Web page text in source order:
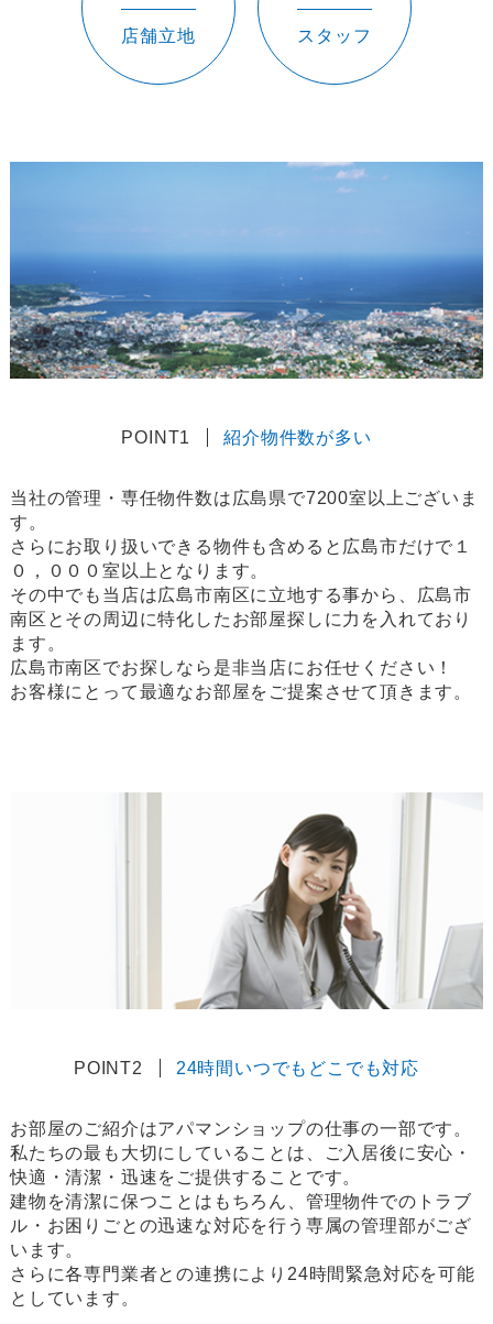
店舗立地 スタッフ
POINT1 紹介物件数が多い
当社の管理・専任物件数は広島県で7200室以上ございま
す。
さらにお取り扱いできる物件も含めると広島市だけで１
０，０００室以上となります。
その中でも当店は広島市南区に立地する事から、広島市
南区とその周辺に特化したお部屋探しに力を入れており
ます。
広島市南区でお探しなら是非当店にお任せください！
お客様にとって最適なお部屋をご提案させて頂きます。
POINT2 24時間いつでもどこでも対応
お部屋のご紹介はアパマンショップの仕事の一部です。
私たちの最も大切にしていることは、ご入居後に安心・
快適・清潔・迅速をご提供することです。
建物を清潔に保つことはもちろん、管理物件でのトラブ
ル・お困りごとの迅速な対応を行う専属の管理部がござ
います。
さらに各専門業者との連携により24時間緊急対応を可能
としています。